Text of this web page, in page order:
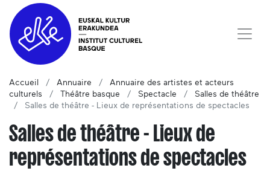
Accueil Annuaire
Annuaire des artistes et acteurs
culturels
Théâtre basque Spectacle
Salles de théâtre
Salles de théâtre - Lieux de représentations de spectacles
Salles de théâtre - Lieux de
représentations de spectacles